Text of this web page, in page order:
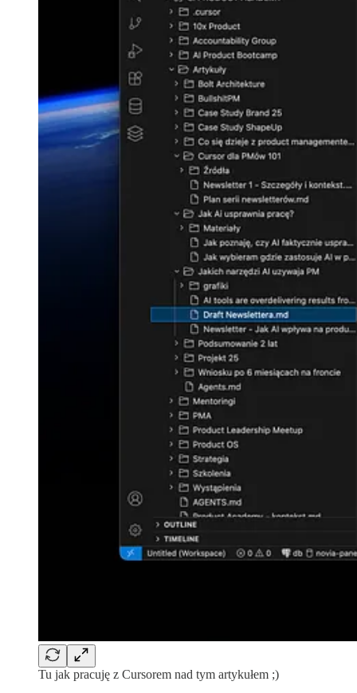
Tu jak pracuję z Cursorem nad tym artykułem ;)